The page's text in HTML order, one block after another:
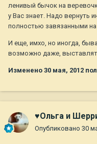
ленивый бычок на
у Вас знает. Надо вернуть
полностью завязанными
И еще, имхо, но иногда,
возможно даже,
Изменено 30 мая, 2012
♥Ольга и
Опубликовано 30